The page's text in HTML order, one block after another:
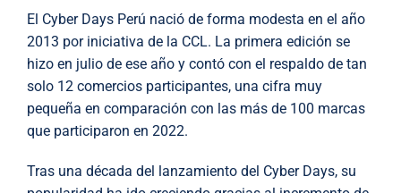
El Cyber Days Perú nació de forma modesta en el año
2013 por iniciativa de la CCL. La primera edición se
hizo en julio de ese año y contó con el respaldo de tan
solo 12 comercios participantes, una cifra muy
pequeña en comparación con las más de 100 marcas
que participaron en 2022.
Tras una década del lanzamiento del Cyber Days, su